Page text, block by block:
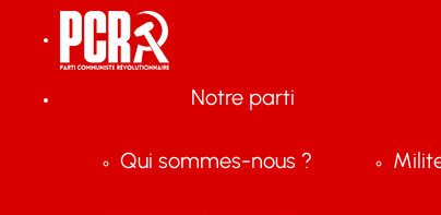
Notre parti
Qui sommes-nous ?